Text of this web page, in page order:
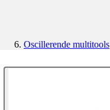
Oscillerende multitools